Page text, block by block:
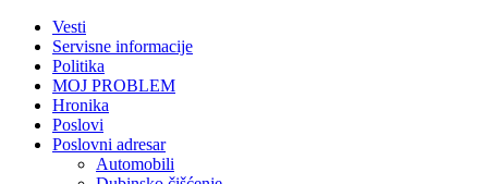
Vesti
Servisne informacije
Politika
MOJ PROBLEM
Hronika
Poslovi
Poslovni adresar
Automobili